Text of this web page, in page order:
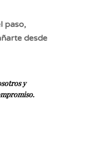
paso,
desde
y